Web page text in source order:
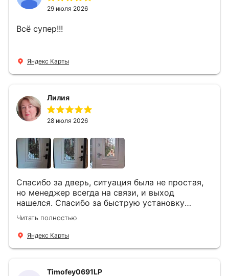
29 июля 2026
Всё супер!!!
Яндекс Карты
Лилия
28 июля 2026
Спасибо за дверь, ситуация была не простая,
но менеджер всегда на связи, и выход
нашелся. Спасибо за быструю установку
Роману, один и привёз, и установил. Надеюсь,
что дверь нам долго послужит
Читать полностью
Яндекс Карты
Timofey0691LP